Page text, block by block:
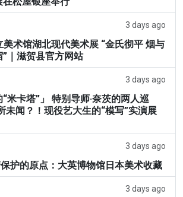
3 days ago
美术馆湖北现代美术展 “金氏彻平 烟与
｜滋贺县官方网站
3 days ago
“米卡塔”」 特别导师·奈茨的两人巡
未闻？！现役艺大生的“模写”实演展
3 days ago
护的原点：大英博物馆日本美术收藏
3 days ago